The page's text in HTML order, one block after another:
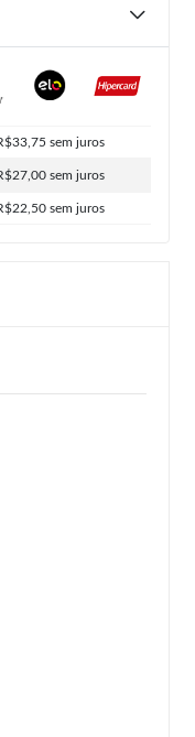
sem juros
sem juros
sem juros